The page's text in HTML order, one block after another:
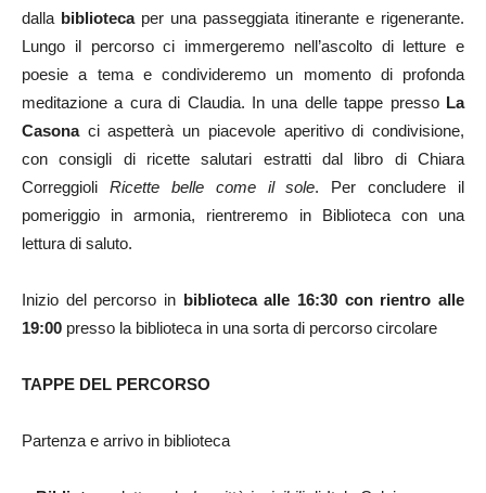
dalla biblioteca per una passeggiata itinerante e rigenerante.
Lungo il percorso ci immergeremo nell’ascolto di letture e
poesie a tema e condivideremo un momento di profonda
meditazione a cura di Claudia. In una delle tappe pressoLa
Casonaci aspetterà un piacevole aperitivo di condivisione,
con consigli di ricette salutari estratti dal libro di Chiara
Correggioli Ricette belle come il sole. Per concludere il
pomeriggio in armonia, rientreremo in Biblioteca con una
lettura di saluto.
Inizio del percorso in biblioteca alle 16:30 con rientro alle
19:00 presso la biblioteca in una sorta di percorso circolare
TAPPE DEL PERCORSO
Partenza e arrivo in biblioteca